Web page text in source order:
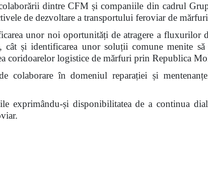
dintre CFM și companiile din cadrul
de dezvoltare a transportului feroviar de
unor noi oportunități de atragere a fluxurilor
și identificarea unor soluții comune menite să
coridoarelor logistice de mărfuri prin Republica
colaborare în domeniul reparației și
exprimându-și disponibilitatea de a continua